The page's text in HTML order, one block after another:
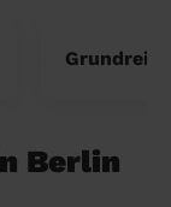
Berlin